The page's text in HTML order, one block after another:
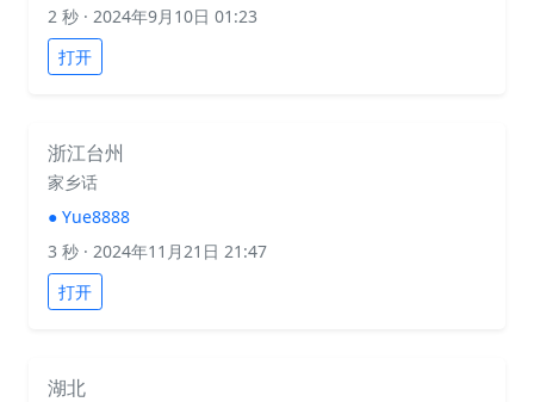
2 秒 · 2024年9月10日 01:23
打开
浙江台州
家乡话
● Yue8888
3 秒 · 2024年11月21日 21:47
打开
湖北